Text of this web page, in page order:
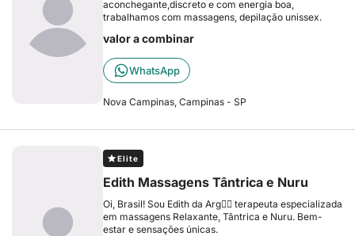
aconchegante,discreto e com energia boa,
trabalhamos com massagens, depilação unissex.
valor a combinar
WhatsApp
Nova Campinas, Campinas - SP
Elite
Edith Massagens Tântrica e Nuru
Oi, Brasil! Sou Edith da Arg❤️‍🔥 terapeuta especializada
em massagens Relaxante, Tântrica e Nuru. Bem-
estar e sensações únicas.